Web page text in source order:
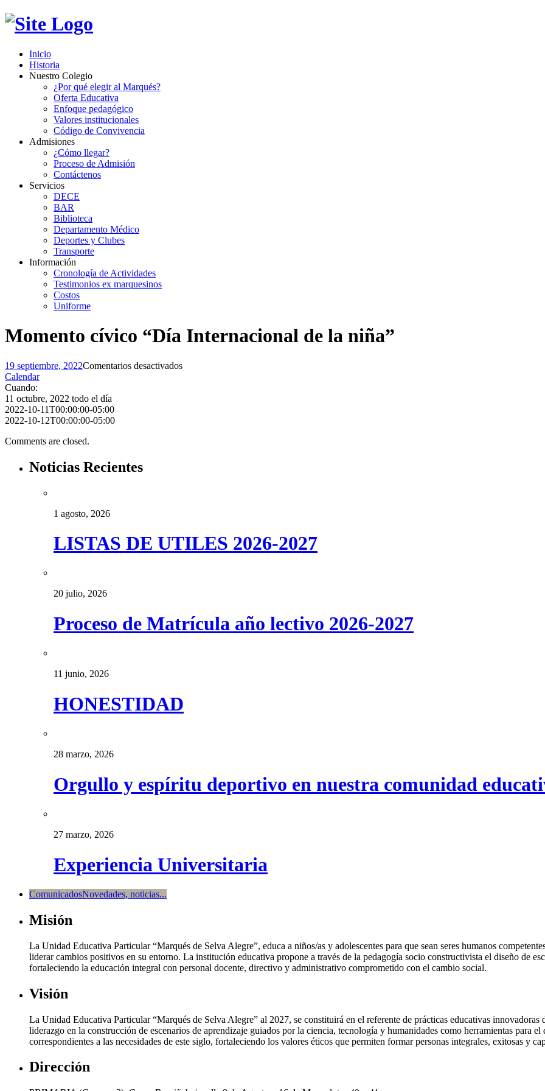
Inicio
Historia
Nuestro Colegio
¿Por qué elegir al Marqués?
Oferta Educativa
Enfoque pedagógico
Valores institucionales
Código de Convivencia
Admisiones
¿Cómo llegar?
Proceso de Admisión
Contáctenos
Servicios
DECE
BAR
Biblioteca
Departamento Médico
Deportes y Clubes
Transporte
Información
Cronología de Actividades
Testimonios ex marquesinos
Costos
Uniforme
Momento cívico “Día Internacional de la niña”
19 septiembre, 2022Comentarios desactivadosen
Calendar
Cuando:
11 octubre, 2022 todo el día
2022-10-11T00:00:00-05:00
2022-10-12T00:00:00-05:00
Comments are closed.
Noticias Recientes
1 agosto, 2026
LISTAS DE UTILES 2026-2027
20 julio, 2026
Proceso de Matrícula año lectivo 2026-2027
11 junio, 2026
HONESTIDAD
28 marzo, 2026
Orgullo y espíritu deportivo en nuestra comunidad
27 marzo, 2026
Experiencia Universitaria
ComunicadosNovedades, noticias...
Misión
La Unidad Educativa Particular “Marqués de Selva Alegre”, educa a niños/as y adolescentes para que sean seres humanos
liderar cambios positivos en su entorno. La institución educativa propone a través de la pedagogía socio constructivista el diseño de
fortaleciendo la educación integral con personal docente, directivo y administrativo comprometido con el cambio social.
Visión
La Unidad Educativa Particular “Marqués de Selva Alegre” al 2027, se constituirá en el referente de prácticas educativas
liderazgo en la construcción de escenarios de aprendizaje guiados por la ciencia, tecnología y humanidades como herramientas para
correspondientes a las necesidades de este siglo, fortaleciendo los valores éticos que permiten formar personas integrales, exitosas y
Dirección